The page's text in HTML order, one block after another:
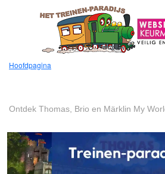
Treinen-paradijs –
Hoofdpagina
Ontdek Thomas, Brio en Märklin My